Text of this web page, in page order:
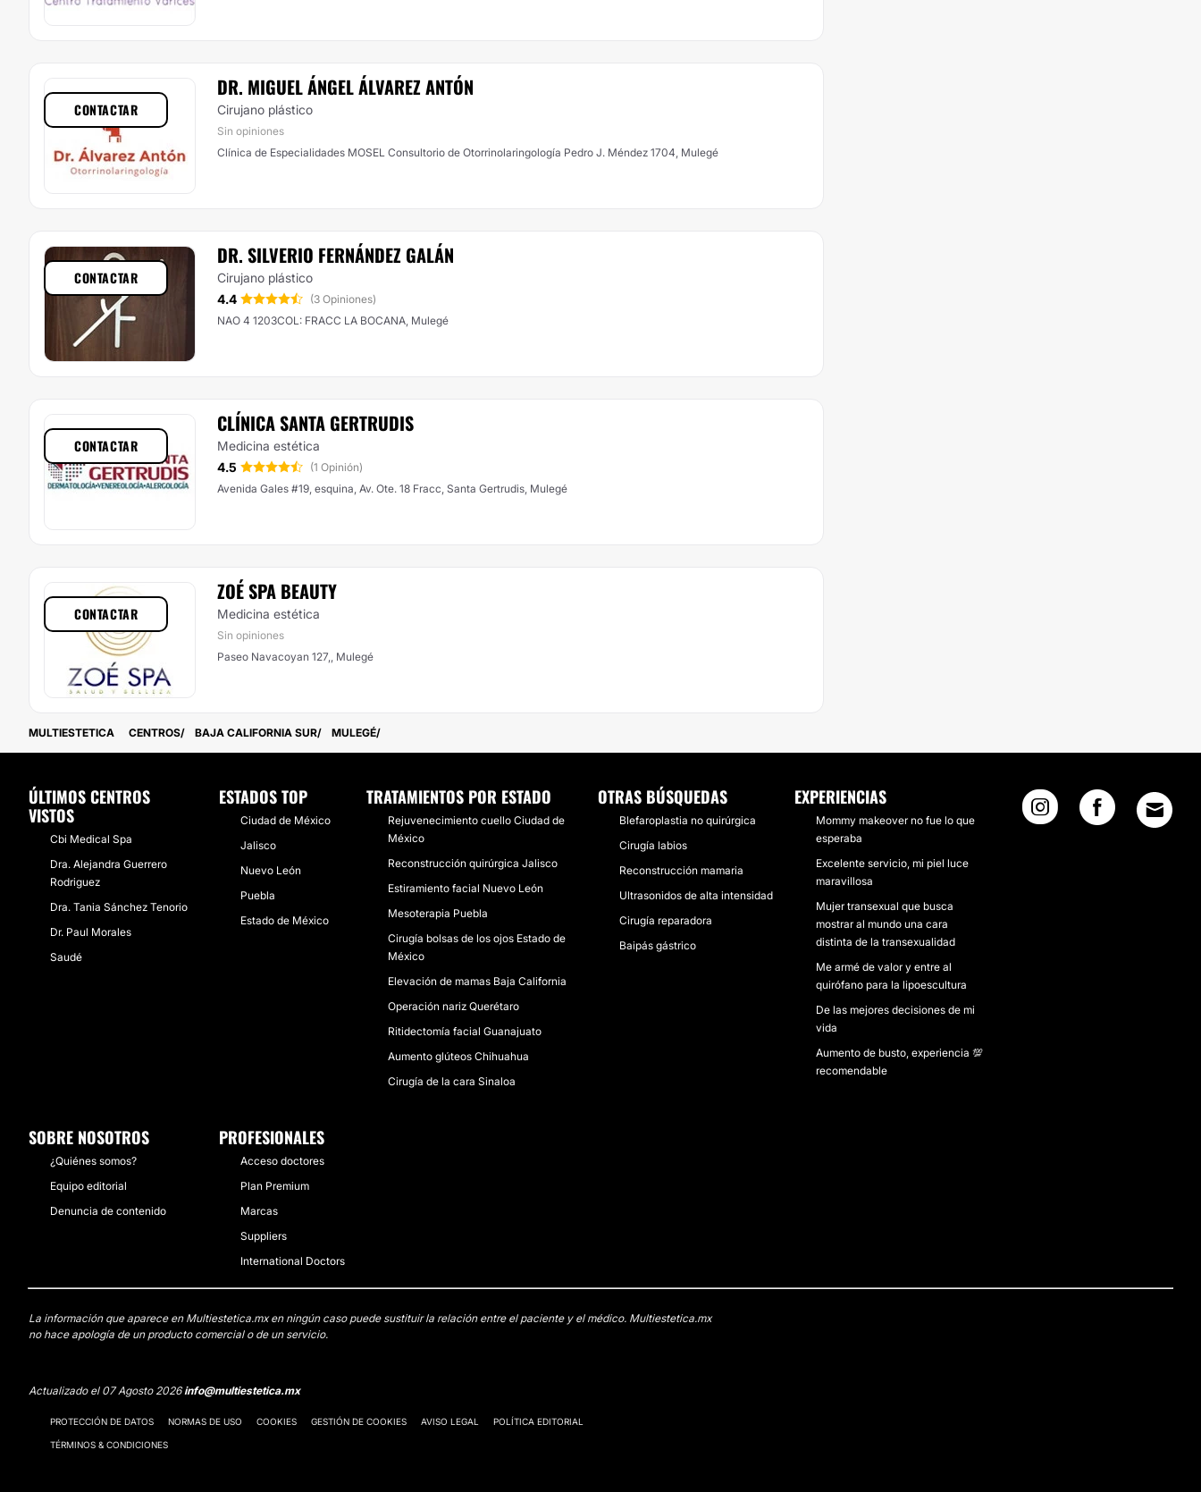
DR. MIGUEL ÁNGEL ÁLVAREZ ANTÓN
Cirujano plástico
Sin opiniones
Clínica de Especialidades MOSEL Consultorio de Otorrinolaringología Pedro J. Méndez 1704, Mulegé
CONTACTAR
DR. SILVERIO FERNÁNDEZ GALÁN
Cirujano plástico
4.4
(3 Opiniones)
NAO 4 1203COL: FRACC LA BOCANA, Mulegé
CONTACTAR
CLÍNICA SANTA GERTRUDIS
Medicina estética
4.5
(1 Opinión)
Avenida Gales #19, esquina, Av. Ote. 18 Fracc, Santa Gertrudis, Mulegé
CONTACTAR
ZOÉ SPA BEAUTY
Medicina estética
Sin opiniones
Paseo Navacoyan 127,, Mulegé
CONTACTAR
MULTIESTETICA CENTROS BAJA CALIFORNIA SUR MULEGÉ
ÚLTIMOS CENTROS
VISTOS
Cbi Medical Spa
Dra. Alejandra Guerrero
Rodriguez
Dra. Tania Sánchez Tenorio
Dr. Paul Morales
Saudé
ESTADOS TOP
Ciudad de México
Jalisco
Nuevo León
Puebla
Estado de México
TRATAMIENTOS POR ESTADO
Rejuvenecimiento cuello Ciudad de
México
Reconstrucción quirúrgica Jalisco
Estiramiento facial Nuevo León
Mesoterapia Puebla
Cirugía bolsas de los ojos Estado de
México
Elevación de mamas Baja California
Operación nariz Querétaro
Ritidectomía facial Guanajuato
Aumento glúteos Chihuahua
Cirugía de la cara Sinaloa
OTRAS BÚSQUEDAS
Blefaroplastia no quirúrgica
Cirugía labios
Reconstrucción mamaria
Ultrasonidos de alta intensidad
Cirugía reparadora
Baipás gástrico
EXPERIENCIAS
Mommy makeover no fue lo que
esperaba
Excelente servicio, mi piel luce
maravillosa
Mujer transexual que busca
mostrar al mundo una cara
distinta de la transexualidad
Me armé de valor y entre al
quirófano para la lipoescultura
De las mejores decisiones de mi
vida
Aumento de busto, experiencia 💯
recomendable
SOBRE NOSOTROS
¿Quiénes somos?
Equipo editorial
Denuncia de contenido
PROFESIONALES
Acceso doctores
Plan Premium
Marcas
Suppliers
International Doctors
La información que aparece en Multiestetica.mx en ningún caso puede sustituir la relación entre el paciente y el médico. Multiestetica.mx
no hace apología de un producto comercial o de un servicio.
Actualizado el 07 Agosto 2026info@multiestetica.mx
PROTECCIÓN DE DATOS NORMAS DE USO COOKIES GESTIÓN DE COOKIES AVISO LEGAL POLÍTICA EDITORIAL
TÉRMINOS & CONDICIONES